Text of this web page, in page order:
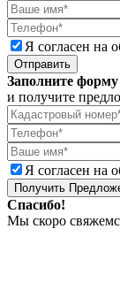
Я согласен на
Отправить
Заполните форму
и получите
Я согласен на
Получить
Спасибо!
Мы скоро